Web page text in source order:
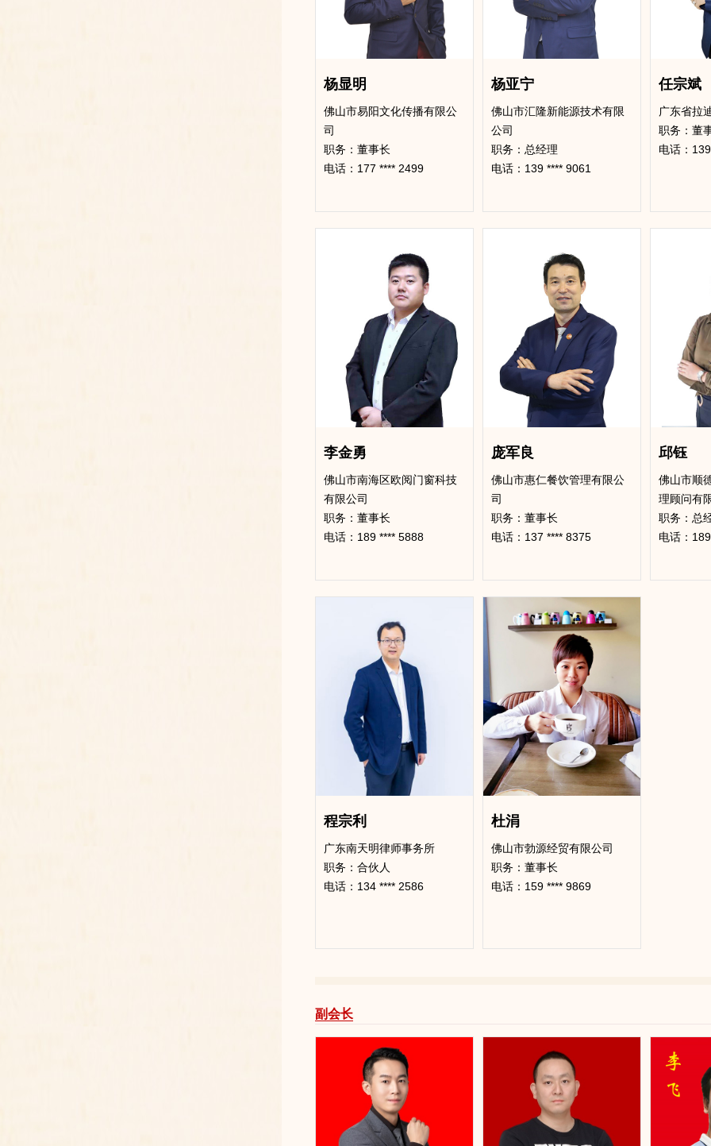
杨显明
佛山市易阳文化传播有限公
司
​职务：董事长
电话：177 **** 2499
杨亚宁
佛山市汇隆新能源技术有限
公司
职务：总经理
电话：139 **** 9061
任宗斌
广东省拉
职务：董
电话：
李金勇
佛山市南海区欧阅门窗科技
有限公司
​职务：董事长
电话：189 **** 5888
庞军良
佛山市惠仁餐饮管理有限公
司
​职务：董事长
电话：137 **** 8375
邱钰
佛山市顺
理顾问有
职务：总
电话：
程宗利
广东南天明律师事务所
​职务：合伙人
电话：134 **** 2586
杜涓
佛山市勃源经贸有限公司
职务：董事长
电话：159 **** 9869
副会长